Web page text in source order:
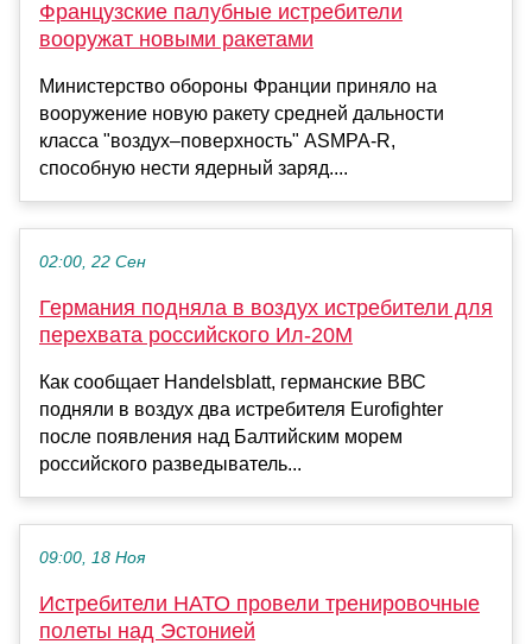
Французские палубные истребители
вооружат новыми ракетами
Министерство обороны Франции приняло на
вооружение новую ракету средней дальности
класса "воздух–поверхность" ASMPA-R,
способную нести ядерный заряд....
02:00, 22 Сен
Германия подняла в воздух истребители для
перехвата российского Ил-20М
Как сообщает Handelsblatt, германские ВВС
подняли в воздух два истребителя Eurofighter
после появления над Балтийским морем
российского разведыватель...
09:00, 18 Ноя
Истребители НАТО провели тренировочные
полеты над Эстонией